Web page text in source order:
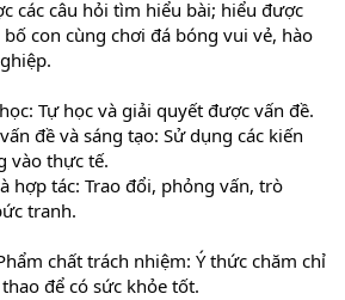
các câu hỏi tìm hiểu bài; hiểu được
con cùng chơi đá bóng vui vẻ, hào
Tự học và giải quyết được vấn đề.
đề và sáng tạo: Sử dụng các kiến
vào thực tế.
hợp tác: Trao đổi, phỏng vấn, trò
tranh.
chất trách nhiệm: Ý thức chăm chỉ
để có sức khỏe tốt.